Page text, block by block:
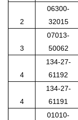
2
06300-
32015
3
07013-
50062
4
134-27-
61192
4
134-27-
61191
01010-